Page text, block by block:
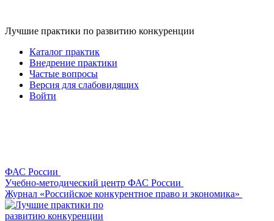
Лучшие практики по развитию конкуренции
Каталог практик
Внедрение практики
Частые вопросы
Версия для слабовидящих
Войти
ФАС России
Учебно-методический центр ФАС России
Журнал «Российское конкурентное право и экономика»